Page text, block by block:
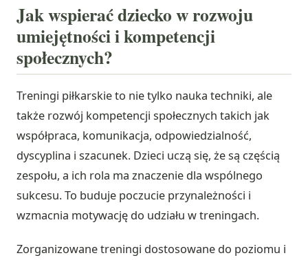
Jak wspierać dziecko w rozwoju
umiejętności i kompetencji
społecznych?
Treningi piłkarskie to nie tylko nauka techniki, ale
także rozwój kompetencji społecznych takich jak
współpraca, komunikacja, odpowiedzialność,
dyscyplina i szacunek. Dzieci uczą się, że są częścią
zespołu, a ich rola ma znaczenie dla wspólnego
sukcesu. To buduje poczucie przynależności i
wzmacnia motywację do udziału w treningach.
Zorganizowane treningi dostosowane do poziomu i